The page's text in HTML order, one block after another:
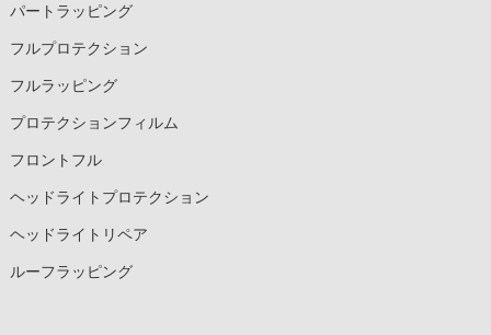
パートラッピング
フルプロテクション
フルラッピング
プロテクションフィルム
フロントフル
ヘッドライトプロテクション
ヘッドライトリペア
ルーフラッピング